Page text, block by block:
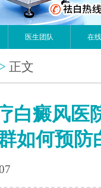
医生团队 在
> 正文
白癜风医
如何预防